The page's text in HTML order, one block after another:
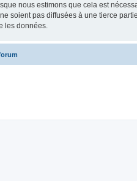
nous estimons que cela est
soient pas diffusées à une tierce
les données.